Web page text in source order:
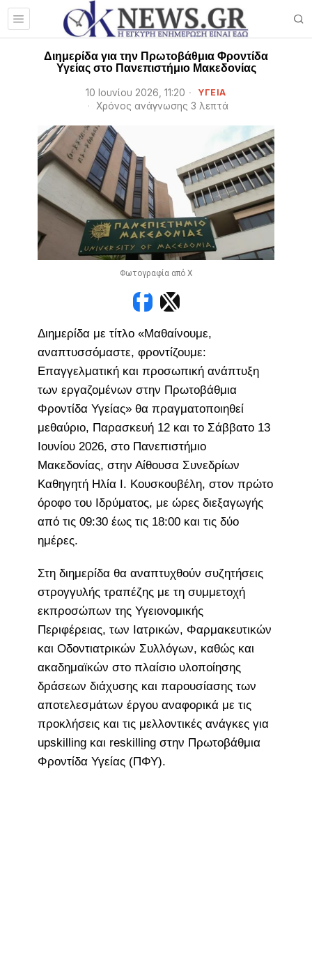
Διημερίδα για την Πρωτοβάθμια Φροντίδα
Υγείας στο Πανεπιστήμιο Μακεδονίας
10 Ιουνίου 2026, 11:20 ΥΓΕΙΑ
Χρόνος ανάγνωσης 3 λεπτά
Φωτογραφία από X
Διημερίδα με τίτλο «Μαθαίνουμε,
αναπτυσσόμαστε, φροντίζουμε:
Επαγγελματική και προσωπική ανάπτυξη
των εργαζομένων στην Πρωτοβάθμια
Φροντίδα Υγείας» θα πραγματοποιηθεί
μεθαύριο, Παρασκευή 12 και το Σάββατο 13
Ιουνίου 2026, στο Πανεπιστήμιο
Μακεδονίας, στην Αίθουσα Συνεδρίων
Καθηγητή Ηλία Ι. Κουσκουβέλη, στον πρώτο
όροφο του Ιδρύματος, με ώρες διεξαγωγής
από τις 09:30 έως τις 18:00 και τις δύο
ημέρες.
Στη διημερίδα θα αναπτυχθούν συζητήσεις
στρογγυλής τραπέζης με τη συμμετοχή
εκπροσώπων της Υγειονομικής
Περιφέρειας, των Ιατρικών, Φαρμακευτικών
και Οδοντιατρικών Συλλόγων, καθώς και
ακαδημαϊκών στο πλαίσιο υλοποίησης
δράσεων διάχυσης και παρουσίασης των
αποτελεσμάτων έργου αναφορικά με τις
προκλήσεις και τις μελλοντικές ανάγκες για
upskilling και reskilling στην Πρωτοβάθμια
Φροντίδα Υγείας (ΠΦΥ).